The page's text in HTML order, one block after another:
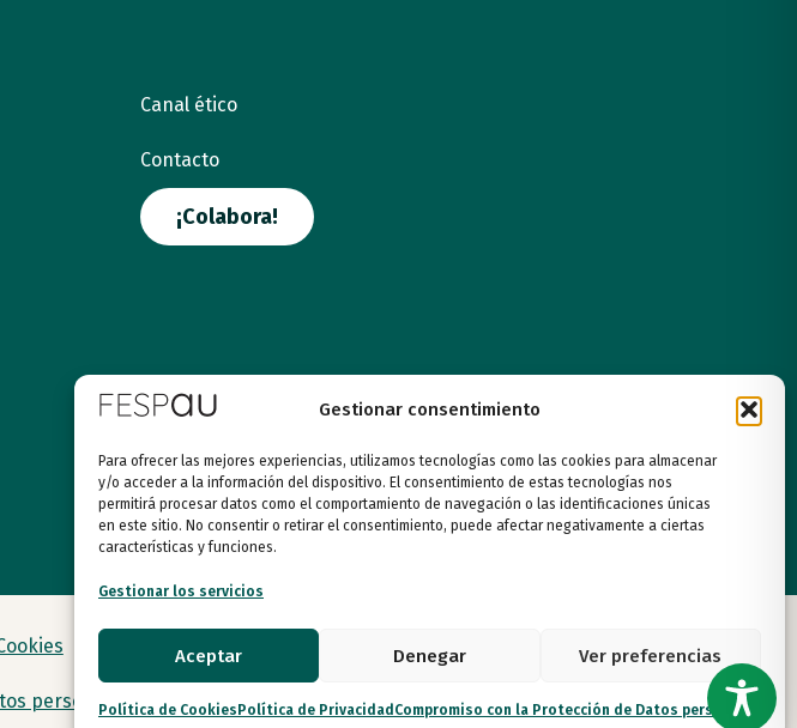
Gestionar consentimiento
Para ofrecer las mejores experiencias, utilizamos tecnologías como las cookies para almacenar
y/o acceder a la información del dispositivo. El consentimiento de estas tecnologías nos
permitirá procesar datos como el comportamiento de navegación o las identificaciones únicas
en este sitio. No consentir o retirar el consentimiento, puede afectar negativamente a ciertas
características y funciones.
Gestionar los servicios
Aceptar Denegar Ver preferencias
Política de Cookies Política de Privacidad Compromiso con la Protección de Datos personales
Canal ético
Contacto
¡Colabora!
personales